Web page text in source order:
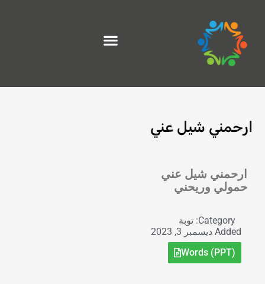
المحتوى
ارحمني شيل عني
ارحمني شيل عني
حمولي وريحني
Category: توبة
Added ديسمبر 3, 2023
Words (PPT)